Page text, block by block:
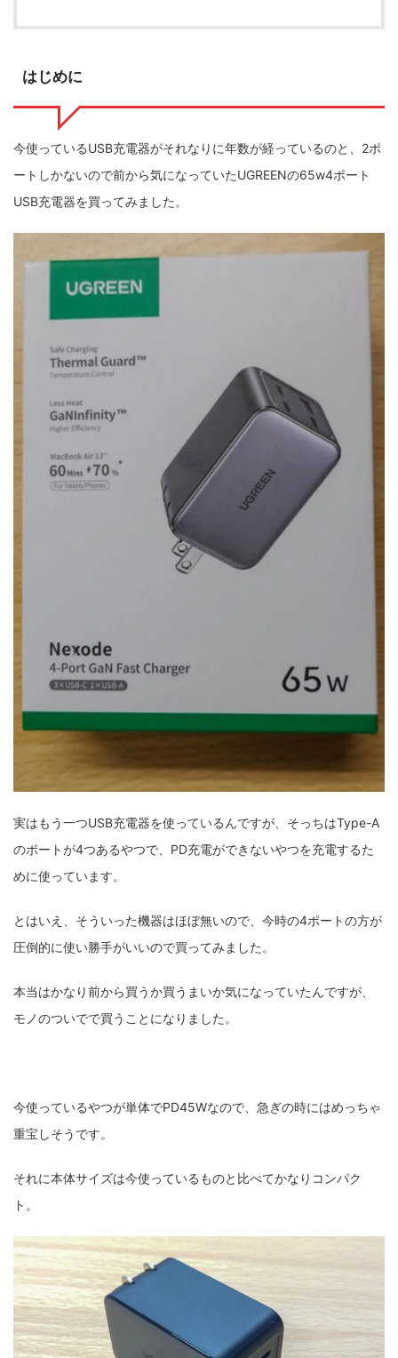
X100F X half Xiaomi Pad 6 Xperia1VI Z-1
Z5
ZV-1 II α1 II α7CR α6700 フィルムカメラ
フォクトレンダー ライカIIf ライカM4 ライカM10
ライカM10-R ライカX2 ローライ35
はじめに
今使っているUSB充電器がそれなりに年数が経っているのと、2ポ
ートしかないので前から気になっていたUGREENの65w4ポート
USB充電器を買ってみました。
実はもう一つUSB充電器を使っているんですが、そっちはType-A
のポートが4つあるやつで、PD充電ができないやつを充電するた
めに使っています。
とはいえ、そういった機器はほぼ無いので、今時の4ポートの方が
圧倒的に使い勝手がいいので買ってみました。
本当はかなり前から買うか買うまいか気になっていたんですが、
モノのついでで買うことになりました。
今使っているやつが単体でPD45Wなので、急ぎの時にはめっちゃ
重宝しそうです。
それに本体サイズは今使っているものと比べてかなりコンパク
ト。